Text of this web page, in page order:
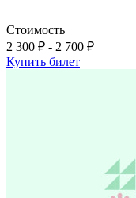
Стоимость
2 300 ₽ - 2 700 ₽
Купить билет